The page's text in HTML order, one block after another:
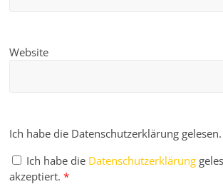
Website
Ich habe die Datenschutzerklärung gelesen.
Ich habe die Datenschutzerklärung
akzeptiert. *